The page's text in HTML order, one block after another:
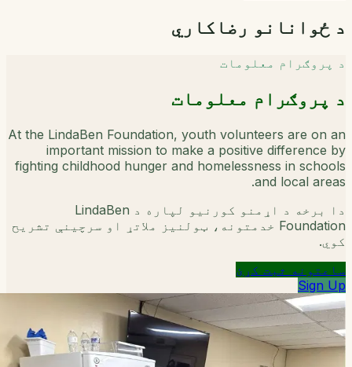
د ځوانانو رضاکاري
د پروګرام معلومات
د پروګرام معلومات
At the LindaBen Foundation, youth volunteers are on an
important mission to make a positive difference by
fighting childhood hunger and homelessness in schools
and local areas.
دا برخه د اړمنو کورنیو لپاره د LindaBen
Foundation خدمتونه، ټولنیز ملاتړ او سرچینې تشریح
کوي.
ساعتونه ثبت کړئ
Sign Up